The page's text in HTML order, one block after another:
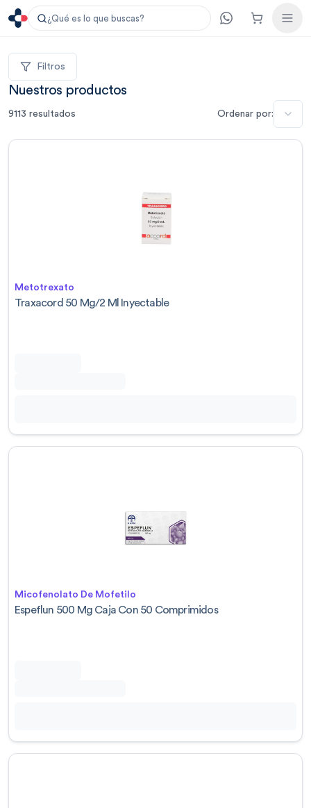
¿Qué es lo que buscas?
Filtros
Nuestros productos
9113 resultados Ordenar por:
Metotrexato
Traxacord 50 Mg/2 Ml Inyectable
Micofenolato De Mofetilo
Espeflun 500 Mg Caja Con 50 Comprimidos